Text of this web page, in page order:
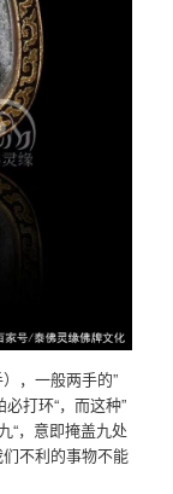
，一般两手的”
打环“，而这种”
“，意即掩盖九处
不利的事物不能